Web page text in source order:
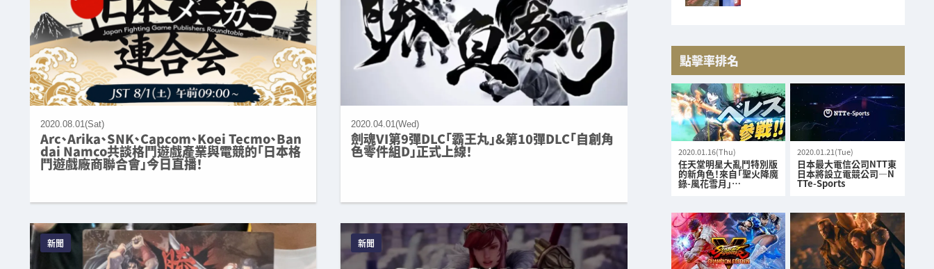
2020.08.01(Sat)
Arc、Arika、SNK、Capcom、Koei Tecmo、Ban
dai Namco共談格鬥遊戲產業與電競的「日本格
鬥遊戲廠商聯合會」今日直播！
2020.04.01(Wed)
劍魂VI第9彈DLC「霸王丸」&第10彈DLC「自創角
色零件組D」正式上線！
新聞 新聞
點擊率排名
2020.01.16(Thu)
任天堂明星大亂鬥特別版
的新角色！來自「聖火降魔
錄-風花雪月」…
2020.01.21(Tue)
日本最大電信公司NTT東
日本將設立電競公司—N
TTe-Sports